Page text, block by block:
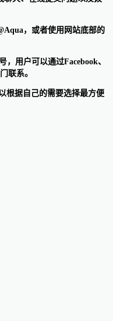
，或者使用网站底部的
用户可以通过Facebook、
联系。
根据自己的需要选择最方便